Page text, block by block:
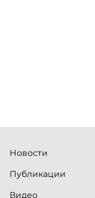
Новости
Публикации
Видео